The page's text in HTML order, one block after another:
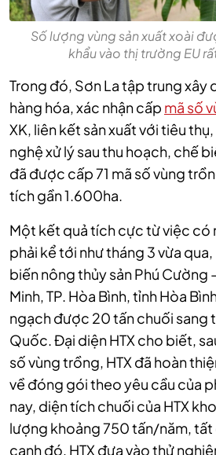
Số lượng vùng sản xuất xoài
khẩu vào thị trường EU
Trong đó, Sơn La tập trung xây
hàng hóa, xác nhận cấp mã số
XK, liên kết sản xuất với tiêu
nghệ xử lý sau thu hoạch, chế
đã được cấp 71 mã số vùng
tích gần 1.600ha.
Một kết quả tích cực từ việc có
phải kể tới như tháng 3 vừa qua,
biến nông thủy sản Phú Cường
Minh, TP. Hòa Bình, tỉnh Hòa
ngạch được 20 tấn chuối sang
Quốc. Đại diện HTX cho biết,
số vùng trồng, HTX đã hoàn
về đóng gói theo yêu cầu của
nay, diện tích chuối của HTX
lượng khoảng 750 tấn/năm, tất
cạnh đó, HTX đưa vào thử